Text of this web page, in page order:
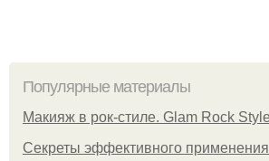
Популярные материалы
Макияж в рок-стиле. Glam Rock
Секреты эффективного